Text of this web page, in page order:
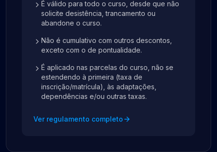
É válido para todo o curso, desde que não
solicite desistência, trancamento ou
abandone o curso.
Não é cumulativo com outros descontos,
exceto com o de pontualidade.
É aplicado nas parcelas do curso, não se
estendendo à primeira (taxa de
inscrição/matrícula), às adaptações,
dependências e/ou outras taxas.
Ver regulamento completo